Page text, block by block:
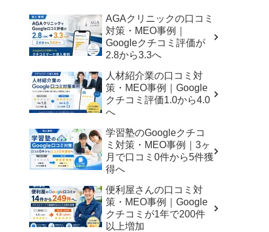
AGAクリニックの口コミ
対策・MEO事例｜
Googleクチコミ評価が
2.8から3.3へ
人材紹介業の口コミ対
策・MEO事例｜Google
クチコミ評価1.0から4.0
へ
学習塾のGoogleクチコ
ミ対策・MEO事例｜3ヶ
月で口コミ0件から5件獲
得へ
便利屋さんの口コミ対
策・MEO事例｜Google
クチコミが1年で200件
以上増加